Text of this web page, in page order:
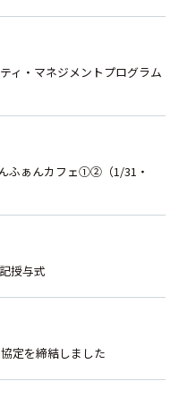
ィ・マネジメントプログラム
ふぁんカフェ①②（1/31・
授与式
定を締結しました